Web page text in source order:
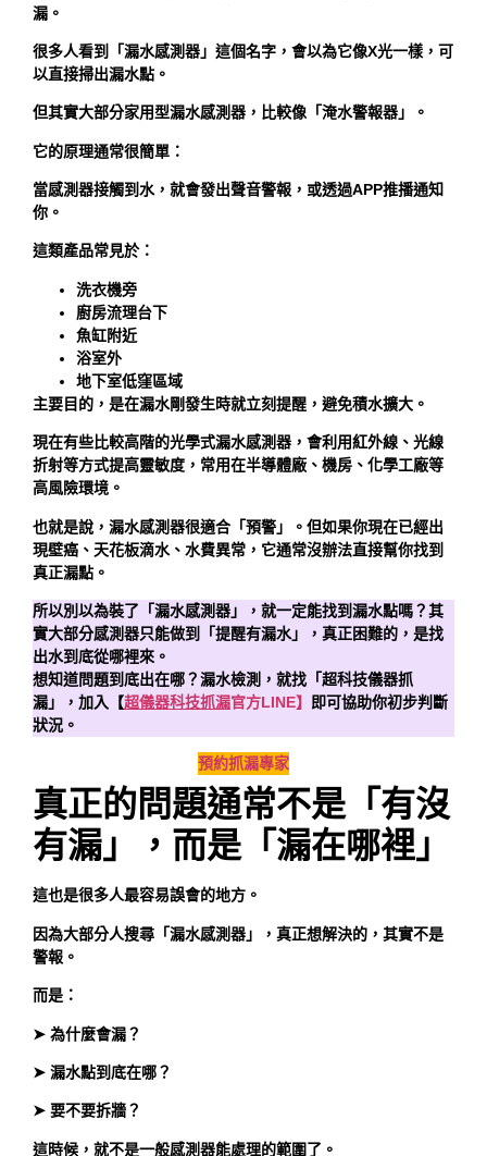
漏。
很多人看到「漏水感測器」這個名字，會以為它像X光一樣，可
以直接掃出漏水點。
但其實大部分家用型漏水感測器，比較像「淹水警報器」。
它的原理通常很簡單：
當感測器接觸到水，就會發出聲音警報，或透過APP推播通知
你。
這類產品常見於：
洗衣機旁
廚房流理台下
魚缸附近
浴室外
地下室低窪區域
主要目的，是在漏水剛發生時就立刻提醒，避免積水擴大。
現在有些比較高階的光學式漏水感測器，會利用紅外線、光線
折射等方式提高靈敏度，常用在半導體廠、機房、化學工廠等
高風險環境。
也就是說，漏水感測器很適合「預警」。但如果你現在已經出
現壁癌、天花板滴水、水費異常，它通常沒辦法直接幫你找到
真正漏點。
所以別以為裝了「漏水感測器」，就一定能找到漏水點嗎？其
實大部分感測器只能做到「提醒有漏水」，真正困難的，是找
出水到底從哪裡來。
想知道問題到底出在哪？漏水檢測，就找「超科技儀器抓
漏」，加入【超儀器科技抓漏官方LINE】
即可協助你初步判斷
狀況。
預約抓漏專家
真正的問題通常不是「有沒
有漏」，而是「漏在哪裡」
這也是很多人最容易誤會的地方。
因為大部分人搜尋「漏水感測器」，真正想解決的，其實不是
警報。
而是：
➤ 為什麼會漏？
➤ 漏水點到底在哪？
➤ 要不要拆牆？
這時候，就不是一般感測器能處理的範圍了。